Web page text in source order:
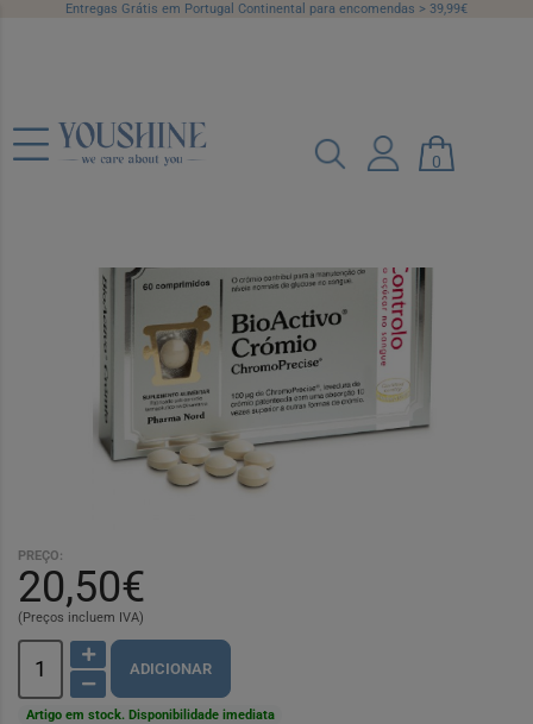
Entregas Grátis em Portugal Continental para encomendas > 39,99€
0
Bioactivo Cromio Compx60
Ref.: 7350454
PREÇO:
20,50€
(Preços incluem IVA)
ADICIONAR
Artigo em stock. Disponibilidade imediata